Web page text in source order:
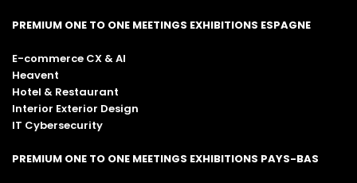
PREMIUM ONE TO ONE MEETINGS EXHIBITIONS ESPAGNE
E-commerce CX & AI
Heavent
Hotel & Restaurant
Interior Exterior Design
IT Cybersecurity
PREMIUM ONE TO ONE MEETINGS EXHIBITIONS PAYS-BAS